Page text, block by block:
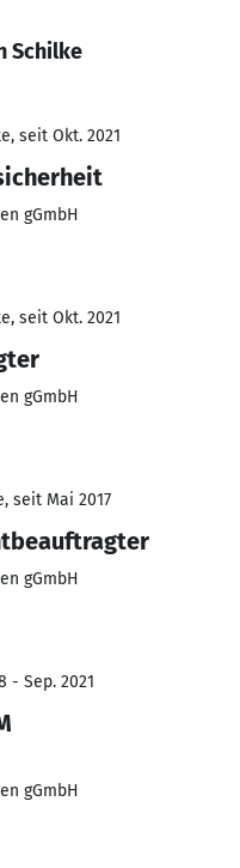
Schilke
seit Okt. 2021
gGmbH
seit Okt. 2021
gGmbH
seit Mai 2017
gGmbH
- Sep. 2021
gGmbH